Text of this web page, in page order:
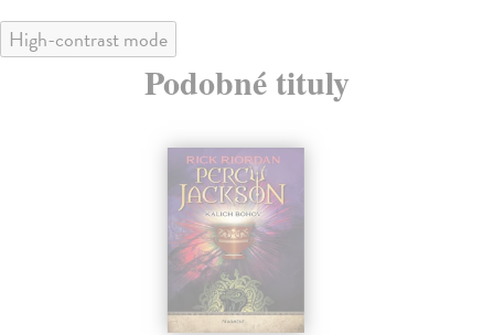
High-contrast mode
Podobné tituly